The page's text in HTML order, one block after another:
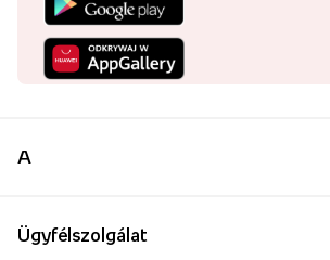
A
Ügyfélszolgálat